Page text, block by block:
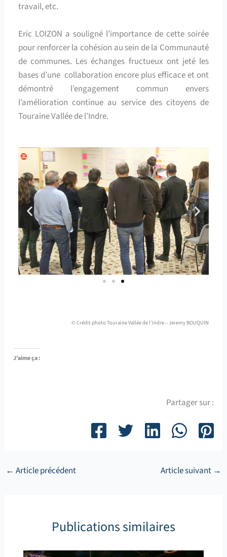
travail, etc.
Eric LOIZON a souligné l’importance de cette soirée
pour renforcer la cohésion au sein de la Communauté
de communes. Les échanges fructueux ont jeté les
bases d’une collaboration encore plus efficace et ont
démontré l’engagement commun envers
l’amélioration continue au service des citoyens de
Touraine Vallée de l’Indre.
© Crédit photo Touraine Vallée de l’Indre – Jeremy BOUQUIN
J’aime ça :
Partager sur :
← Article précédent Article suivant →
Publications similaires